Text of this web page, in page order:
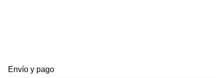
Envío y pago